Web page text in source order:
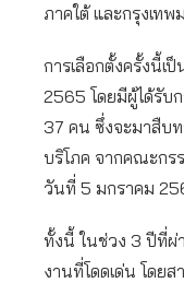
ภาคใต้ และกรุงเท
การเลือกตั้งครั้งนี้เ
2565 โดยมีผู้ได้รับ
37 คน ซึ่งจะมาสืบ
บริโภค จากคณะกร
วันที่ 5 มกราคม
ทั้งนี้ ในช่วง 3 ปีที่ผ่
งานที่โดดเด่น โดย